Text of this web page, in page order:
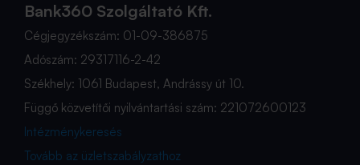
Bank360 Szolgáltató Kft.
Cégjegyzékszám: 01-09-386875
Adószám: 29317116-2-42
Székhely: 1061 Budapest, Andrássy út 10.
Függő közvetítői nyilvántartási szám: 221072600123
Intézménykeresés
Tovább az üzletszabályzathoz